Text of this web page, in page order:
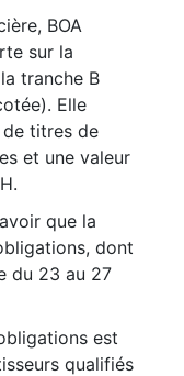
BOA
sur la
tranche B
Elle
de titres de
et une valeur
que la
dont
du 23 au 27
est
qualifiés